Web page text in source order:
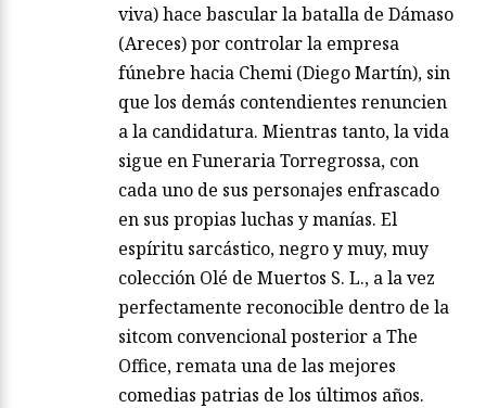
viva) hace bascular la batalla de Dámaso
(Areces) por controlar la empresa
fúnebre hacia Chemi (Diego Martín), sin
que los demás contendientes renuncien
a la candidatura. Mientras tanto, la vida
sigue en Funeraria Torregrossa, con
cada uno de sus personajes enfrascado
en sus propias luchas y manías. El
espíritu sarcástico, negro y muy, muy
colección Olé de Muertos S. L., a la vez
perfectamente reconocible dentro de la
sitcom convencional posterior a The
Office, remata una de las mejores
comedias patrias de los últimos años.